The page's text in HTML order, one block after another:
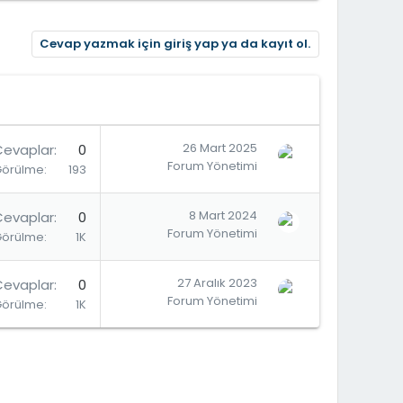
Cevap yazmak için giriş yap ya da kayıt ol.
0
193
26 Mart 2025
Forum Yönetimi
0
1K
8 Mart 2024
Forum Yönetimi
0
1K
27 Aralık 2023
Forum Yönetimi